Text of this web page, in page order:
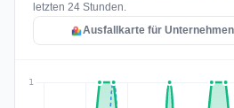
letzten 24 Stunden.
Ausfallkarte für